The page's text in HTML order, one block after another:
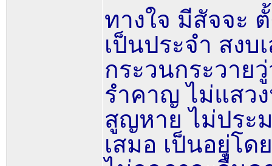
ทางใจ มีสัจจะ
เป็นประจำ สงบ
กระวนกระวาย
รำคาญ ไม่แสว
สูญหาย ไม่ประ
เสมอ เป็นอยู่โ